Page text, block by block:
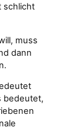
schlicht
muss
dann
bedeutet,